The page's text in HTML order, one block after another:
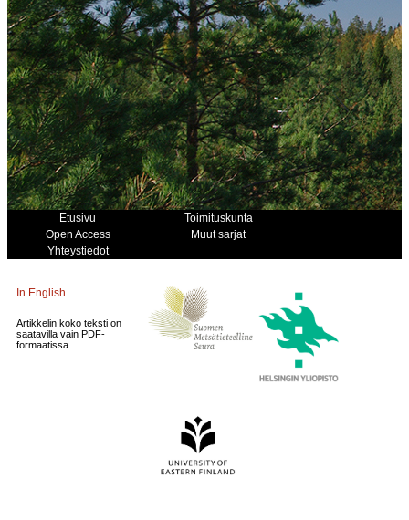
Etusivu
Toimituskunta
Open Access
Muut sarjat
Yhteystiedot
In English
Artikkelin koko teksti on
saatavilla vain PDF-
formaatissa.